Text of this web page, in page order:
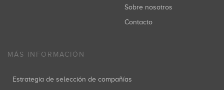
Sobre nosotros
Contacto
MÁS INFORMACIÓN
Estrategia de selección de compañías